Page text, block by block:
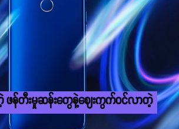
ဖန်တီးမှုဆန်းတွေနဲ့ဈေးကွက်ဝင်လာတဲ့